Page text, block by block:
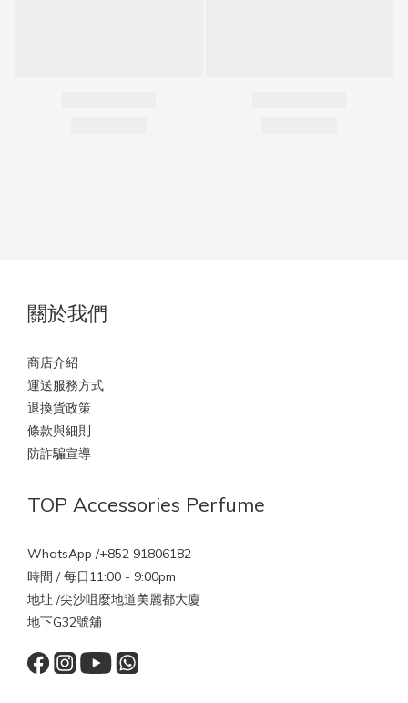
關於我們
商店介紹
運送服務方式
退換貨政策
條款與細則
防詐騙宣導
TOP Accessories Perfume
WhatsApp /+852 91806182
時間 / 每日11:00 - 9:00pm
地址 /尖沙咀麼地道美麗都大廈
地下G32號舖